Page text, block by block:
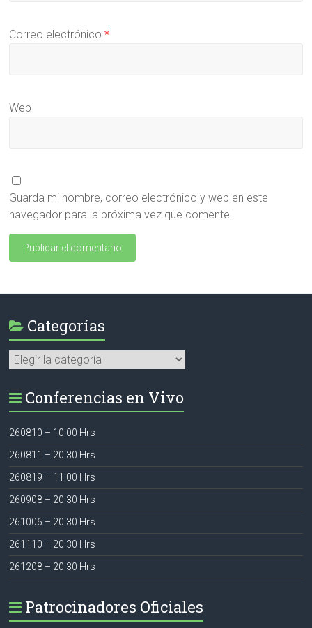
Correo electrónico*
Web
Guarda mi nombre, correo electrónico y web en este
navegador para la próxima vez que comente.
Categorías
Categorías
Conferencias en Vivo
260810 – 10:00 Hrs
260811 – 20:30 Hrs
260819 – 11:00 Hrs
260908 – 20:30 Hrs
261006 – 20:30 Hrs
261110 – 20:30 Hrs
261208 – 20:30 Hrs
Patrocinadores Oficiales